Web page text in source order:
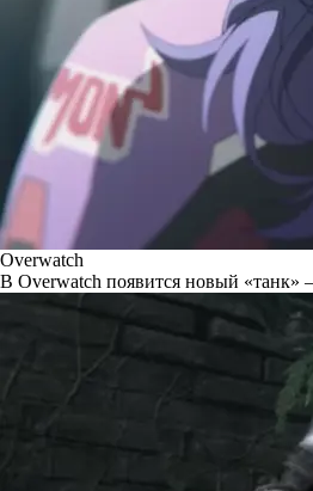
Overwatch
В Overwatch появится новый